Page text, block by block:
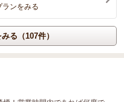
ンをみる
る（107件）